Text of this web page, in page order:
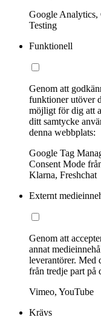
Google Analytics,
Testing
Funktionell
Genom att
funktioner utöver
möjligt för dig att
ditt samtycke
denna webbplats:
Google Tag
Consent Mode
Klarna, Freshchat
Externt
Genom att
annat
leverantörer. Med
från tredje part på
Vimeo, YouTube
Krävs